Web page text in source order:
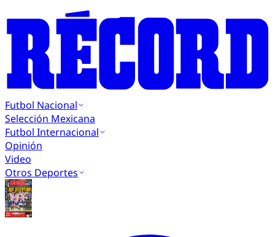
Futbol Nacional
Selección Mexicana
Futbol Internacional
Opinión
Video
Otros Deportes